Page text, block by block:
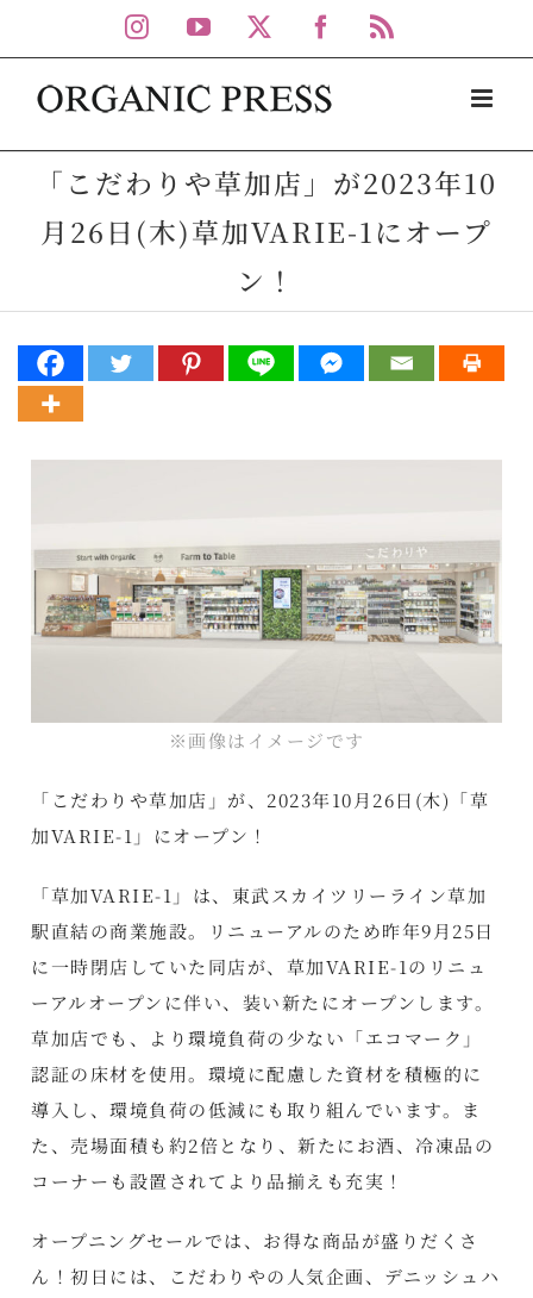
to
content
Instagram
YouTube Facebook
「こだわりや草加店」が2023年10
月26日(木)草加VARIE-1にオープ
ン！
※画像はイメージです
「こだわりや草加店」が、2023年10月26日(木)「草
加VARIE-1」にオープン！
「草加VARIE-1」は、東武スカイツリーライン草加
駅直結の商業施設。リニューアルのため昨年9月25日
に一時閉店していた同店が、草加VARIE-1のリニュ
ーアルオープンに伴い、装い新たにオープンします。
草加店でも、より環境負荷の少ない「エコマーク」
認証の床材を使用。環境に配慮した資材を積極的に
導入し、環境負荷の低減にも取り組んでいます。ま
た、売場面積も約2倍となり、新たにお酒、冷凍品の
コーナーも設置されてより品揃えも充実！
オープニングセールでは、お得な商品が盛りだくさ
ん！初日には、こだわりやの人気企画、デニッシュハ